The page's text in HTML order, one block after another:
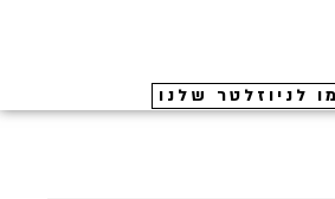
לניוזלטר שלנו